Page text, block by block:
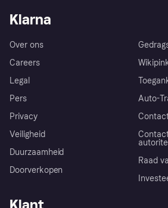
Klarna
Over ons
Careers
Legal
Pers
Privacy
Veiligheid
Duurzaamheid
Doorverkopen
Auto-
Raad